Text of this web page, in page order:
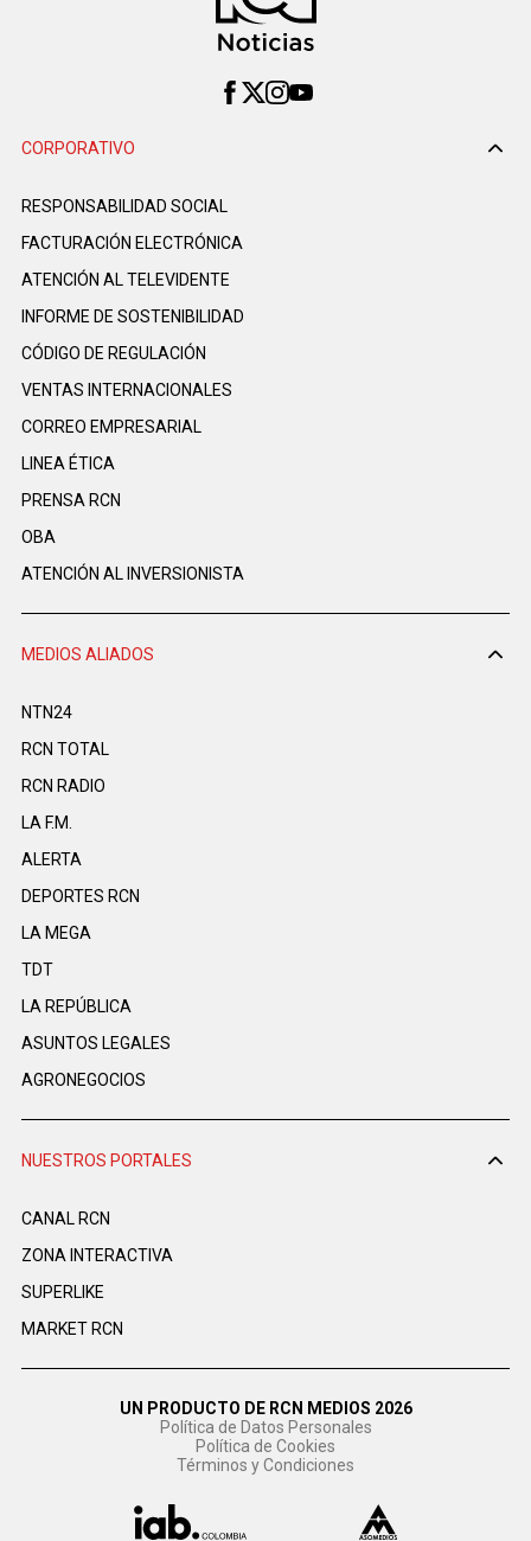
CORPORATIVO
RESPONSABILIDAD SOCIAL
FACTURACIÓN ELECTRÓNICA
ATENCIÓN AL TELEVIDENTE
INFORME DE SOSTENIBILIDAD
CÓDIGO DE REGULACIÓN
VENTAS INTERNACIONALES
CORREO EMPRESARIAL
LINEA ÉTICA
PRENSA RCN
OBA
ATENCIÓN AL INVERSIONISTA
MEDIOS ALIADOS
NTN24
RCN TOTAL
RCN RADIO
LA F.M.
ALERTA
DEPORTES RCN
LA MEGA
TDT
LA REPÚBLICA
ASUNTOS LEGALES
AGRONEGOCIOS
NUESTROS PORTALES
CANAL RCN
ZONA INTERACTIVA
SUPERLIKE
MARKET RCN
UN PRODUCTO DE RCN MEDIOS 2026
Política de Datos Personales
Política de Cookies
Términos y Condiciones